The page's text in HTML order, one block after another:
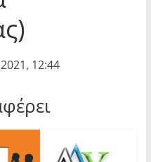
12:44